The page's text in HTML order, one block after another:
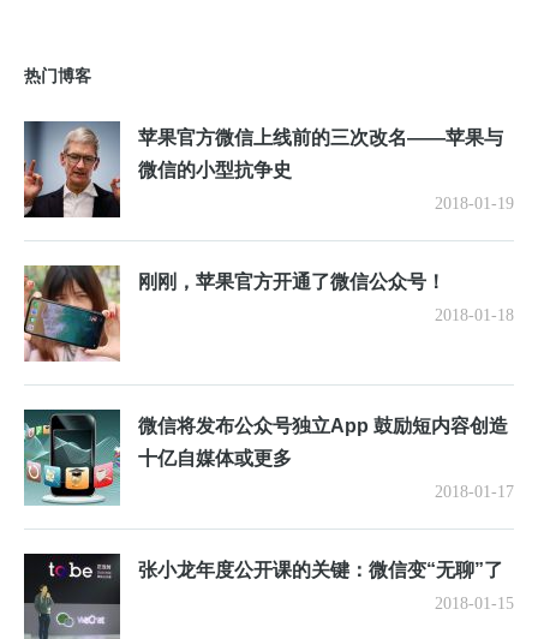
热门博客
苹果官方微信上线前的三次改名——苹果与
微信的小型抗争史
2018-01-19
刚刚，苹果官方开通了微信公众号！
2018-01-18
微信将发布公众号独立App 鼓励短内容创造
十亿自媒体或更多
2018-01-17
张小龙年度公开课的关键：微信变“无聊”了
2018-01-15